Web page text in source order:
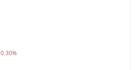
0.30%